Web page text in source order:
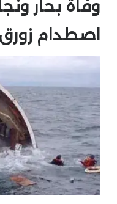
وفاة بحار
اصطدام زورق